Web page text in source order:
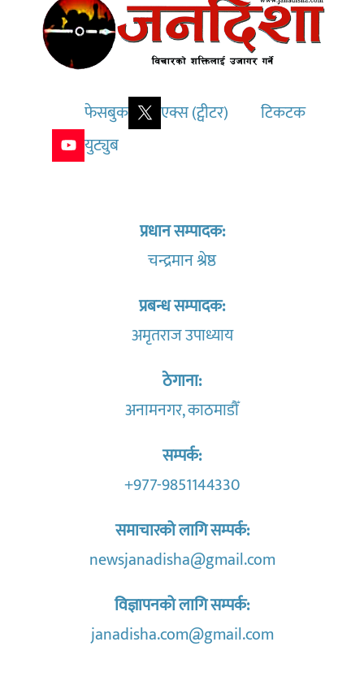
फेसबुक एक्स (ट्वीटर)
टिकटक
युट्युब
प्रधान सम्पादक:
चन्द्रमान श्रेष्ठ
प्रबन्ध सम्पादक:
अमृतराज उपाध्याय
ठेगाना:
अनामनगर, काठमाडौँ
सम्पर्क:
+977-9851144330
समाचारको लागि सम्पर्क:
newsjanadisha@gmail.com
विज्ञापनको लागि सम्पर्क:
janadisha.com@gmail.com